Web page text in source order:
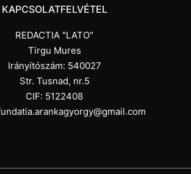
KAPCSOLATFELVÉTEL
REDACTIA "LATO"
Tirgu Mures
Irányítószám: 540027
Str. Tusnad, nr.5
CIF: 5122408